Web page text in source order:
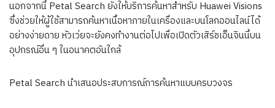
นอกจากนี้ Petal Search ยังให้บริการค้นหาสำหรับ Huawei Visions
ซึ่งช่วยให้ผู้ใช้สามารถค้นหาเนื้อหาภายในเครื่องและบนโลกออนไลน์ได้
อย่างง่ายดาย หัวเว่ยจะยังคงทำงานต่อไปเพื่อเปิดตัวเสิร์ชเอ็นจินนี้บน
อุปกรณ์อื่น ๆ ในอนาคตอันใกล้
Petal Search นำเสนอประสบการณ์การค้นหาแบบครบวงจร